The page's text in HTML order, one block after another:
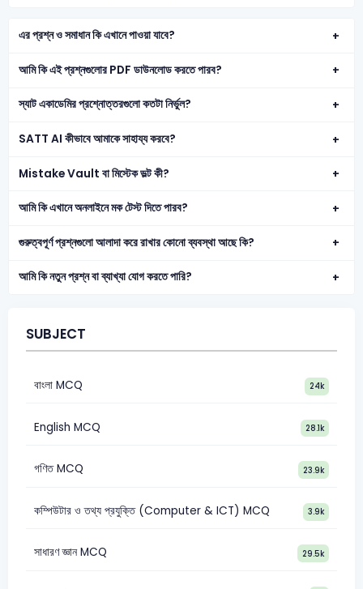
এর প্রশ্ন ও সমাধান কি এখানে পাওয়া যাবে?
আমি কি এই প্রশ্নগুলোর PDF ডাউনলোড করতে পারব?
স্যাট একাডেমির প্রশ্নোত্তরগুলো কতটা নির্ভুল?
SATT AI কীভাবে আমাকে সাহায্য করবে?
Mistake Vault বা মিস্টেক ভল্ট কী?
আমি কি এখানে অনলাইনে মক টেস্ট দিতে পারব?
গুরুত্বপূর্ণ প্রশ্নগুলো আলাদা করে রাখার কোনো ব্যবস্থা আছে কি?
আমি কি নতুন প্রশ্ন বা ব্যাখ্যা যোগ করতে পারি?
SUBJECT
বাংলা MCQ 24k
English MCQ 28.1k
গণিত MCQ 23.9k
কম্পিউটার ও তথ্য প্রযুক্তি (Computer & ICT) MCQ 3.9k
সাধারণ জ্ঞান MCQ 29.5k